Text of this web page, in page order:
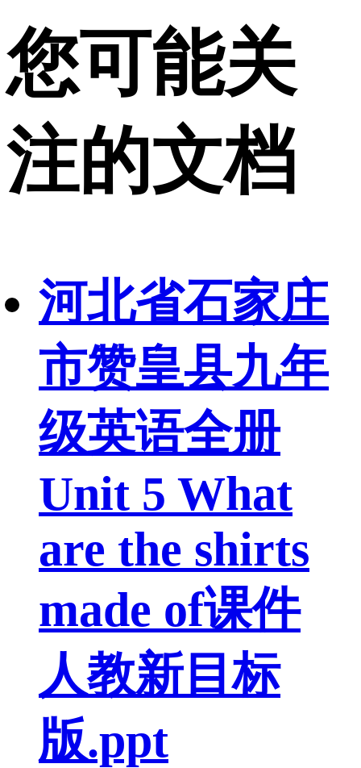
您可能关
注的文档
河北省石家庄
市赞皇县九年
级英语全册
Unit 5 What
are the shirts
made of课件
人教新目标
版.ppt